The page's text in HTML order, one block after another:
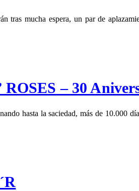
mucha espera, un par de
– 30
hasta la saciedad, más de 10.000